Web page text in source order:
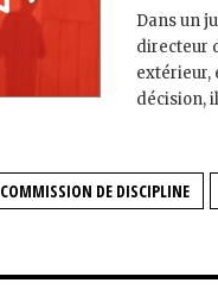
Dans un
directeur
extérieur,
décision,
COMMISSION DE DISCIPLINE